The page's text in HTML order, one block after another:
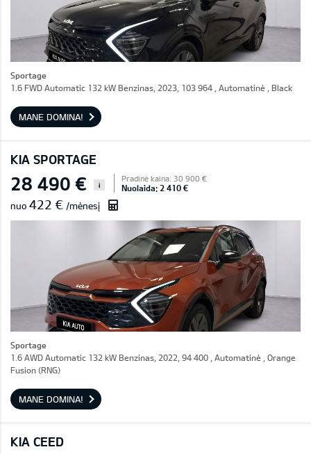
Sportage
1.6 FWD Automatic 132 kW Benzinas, 2023, 103 964 , Automatinė , Black
MANE DOMINA!
KIA SPORTAGE
28 490 € i
Pradinė kaina: 30 900 €
Nuolaida: 2 410 €
nuo 422 € /mėnesį
Sportage
1.6 AWD Automatic 132 kW Benzinas, 2022, 94 400 , Automatinė , Orange
Fusion (RNG)
MANE DOMINA!
KIA CEED